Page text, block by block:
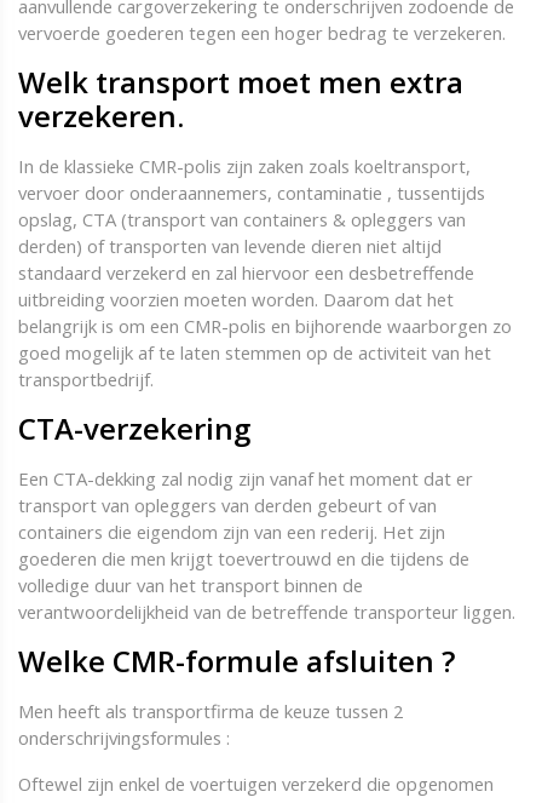
aanvullende cargoverzekering te onderschrijven zodoende de
vervoerde goederen tegen een hoger bedrag te verzekeren.
Welk transport moet men extra
verzekeren.
In de klassieke CMR-polis zijn zaken zoals koeltransport,
vervoer door onderaannemers, contaminatie , tussentijds
opslag, CTA (transport van containers & opleggers van
derden) of transporten van levende dieren niet altijd
standaard verzekerd en zal hiervoor een desbetreffende
uitbreiding voorzien moeten worden. Daarom dat het
belangrijk is om een CMR-polis en bijhorende waarborgen zo
goed mogelijk af te laten stemmen op de activiteit van het
transportbedrijf.
CTA-verzekering
Een CTA-dekking zal nodig zijn vanaf het moment dat er
transport van opleggers van derden gebeurt of van
containers die eigendom zijn van een rederij. Het zijn
goederen die men krijgt toevertrouwd en die tijdens de
volledige duur van het transport binnen de
verantwoordelijkheid van de betreffende transporteur liggen.
Welke CMR-formule afsluiten ?
Men heeft als transportfirma de keuze tussen 2
onderschrijvingsformules :
Oftewel zijn enkel de voertuigen verzekerd die opgenomen